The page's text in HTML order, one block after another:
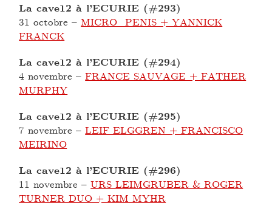
La cave12 à l’ECURIE (#293)
31 octobre –MICRO_PENIS + YANNICK
FRANCK
La cave12 à l’ECURIE (#294)
4 novembre –FRANCE SAUVAGE + FATHER
MURPHY
La cave12 à l’ECURIE (#295)
7 novembre –LEIF ELGGREN + FRANCISCO
MEIRINO
La cave12 à l’ECURIE (#296)
11 novembre –URS LEIMGRUBER & ROGER
TURNER DUO + KIM MYHR